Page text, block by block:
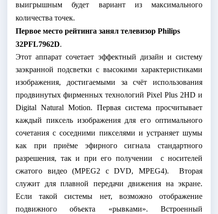
выигрышным будет вариант из максимального
количества точек.
Первое место рейтинга занял телевизор Philips
32PFL7962D.
Этот аппарат сочетает эффектный дизайн и систему
заэкранной подсветки с высокими характеристиками
изображения, достигаемыми за счёт использования
продвинутых фирменных технологий Pixel Plus 2HD и
Digital Natural Motion. Первая система просчитывает
каждый пиксель изображения для его оптимального
сочетания с соседними пикселями и устраняет шумы
как при приёме эфирного сигнала стандартного
разрешения, так и при его получении
с носителей
сжатого видео (MPEG2 cDVD, MPEG4).
Вторая
служит для плавной передачи движения на экране.
Если такой системы нет, возможно отображение
подвижного объекта «рывками». Встроенный